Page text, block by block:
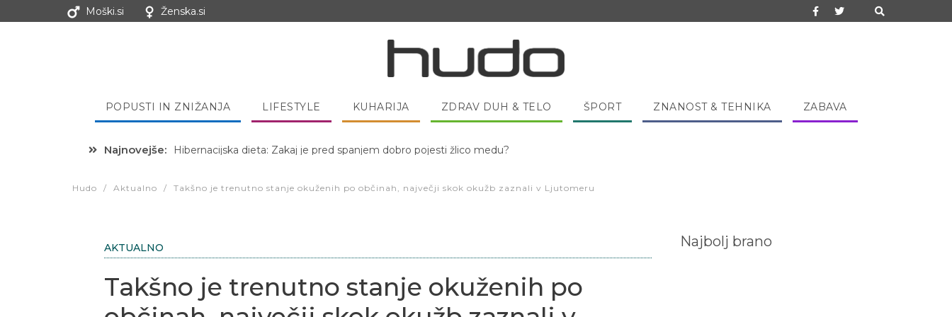
Moški.si Ženska.si
POPUSTI IN ZNIŽANJA LIFESTYLE KUHARIJA ZDRAV DUH & TELO ŠPORT ZNANOST & TEHNIKA ZABAVA
Najnovejše: Hibernacijska dieta: Zakaj je pred spanjem dobro pojesti žlico medu?
Hudo / Aktualno / Takšno je trenutno stanje okuženih po občinah, največji skok okužb zaznali v Ljutomeru
AKTUALNO
Takšno je trenutno stanje okuženih po
Najbolj brano